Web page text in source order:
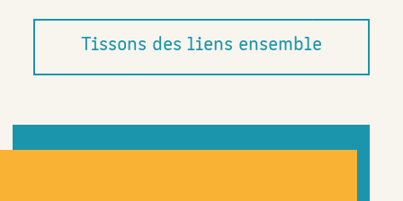
Tissons des liens ensemble